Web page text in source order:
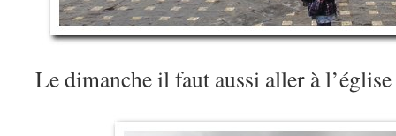
Le dimanche il faut aussi aller à l’église